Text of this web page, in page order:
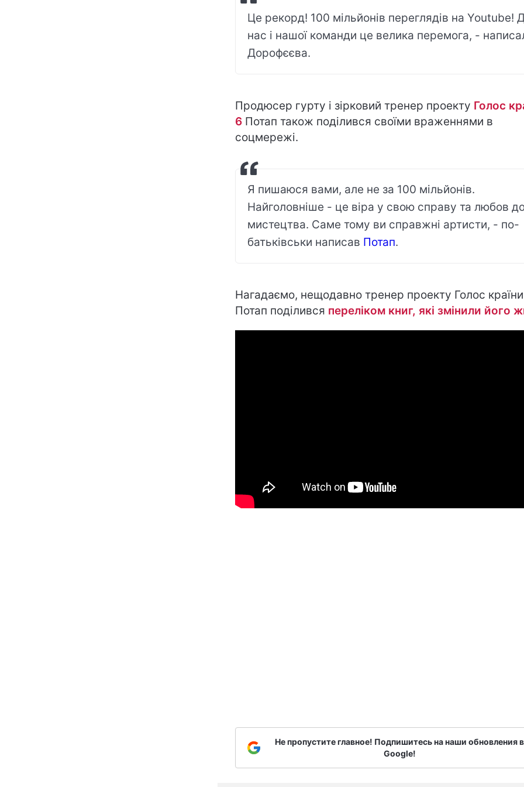
Це рекорд! 100 мільйонів переглядів на Youtube!
нас і нашої команди це велика перемога, -
Дорофєєва.
Продюсер гурту і зірковий тренер проекту Голос
6 Потап також поділився своїми враженнями в
соцмережі.
Я пишаюся вами, але не за 100 мільйонів.
Найголовніше - це віра у свою справу та любов
мистецтва. Саме тому ви справжні артисти, - по-
батьківськи написав Потап.
Нагадаємо, нещодавно тренер проекту Голос
Потап поділився переліком книг, які змінили його
Не пропустите главное! Подпишитесь на наши обновления в
Google!